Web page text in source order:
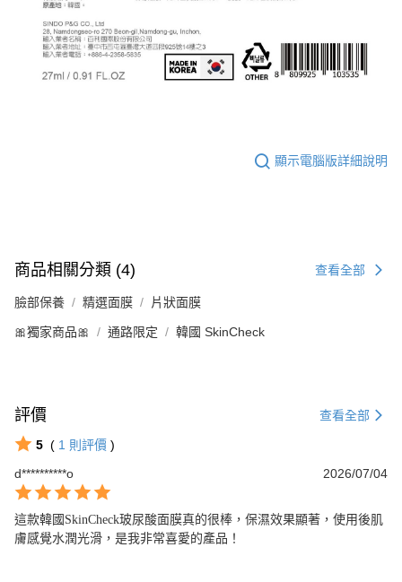
顯示電腦版詳細說明
商品相關分類 (4) 查看全部
臉部保養 精選面膜 片狀面膜
🎀獨家商品🎀 通路限定 韓國 SkinCheck
評價 查看全部
5 ( 1 則評價 )
d**********o
2026/07/04
這款韓國SkinCheck玻尿酸面膜真的很棒，保濕效果顯著，使用後肌
膚感覺水潤光滑，是我非常喜愛的產品！